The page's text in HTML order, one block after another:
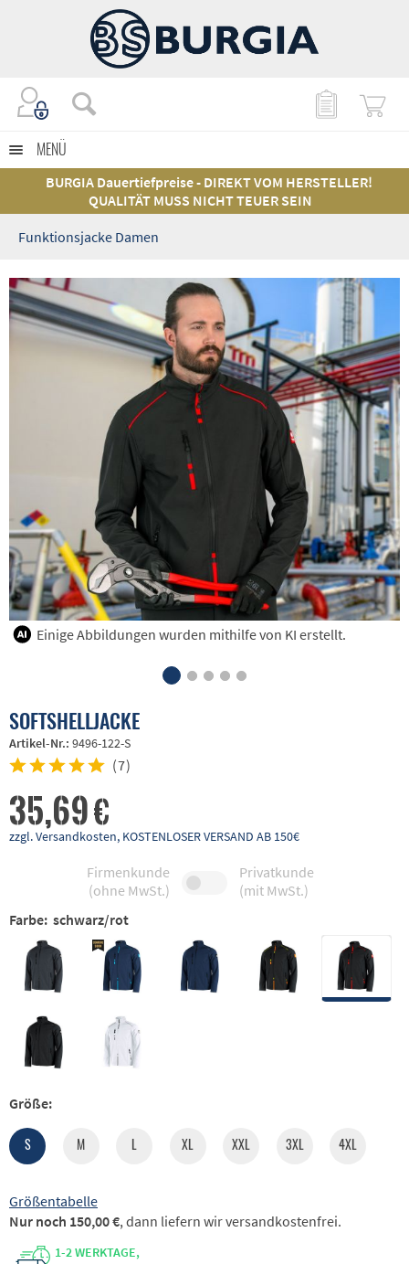
MENÜ
BURGIA Dauertiefpreise - DIREKT VOM HERSTELLER!
QUALITÄT MUSS NICHT TEUER SEIN
Funktionsjacke Damen
Einige Abbildungen wurden mithilfe von KI erstellt.
SOFTSHELLJACKE
Artikel-Nr.: 9496-122-S
(7)
35,69 €
zzgl. Versandkosten, KOSTENLOSER VERSAND AB 150€
Firmenkunde
(ohne MwSt.)
Privatkunde
(mit MwSt.)
Farbe: schwarz/rot
Größe:
S M L XL XXL 3XL 4XL
Größentabelle
1-2 WERKTAGE,
Nur noch 150,00 €, dann liefern wir versandkostenfrei.